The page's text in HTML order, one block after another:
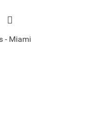
- Miami